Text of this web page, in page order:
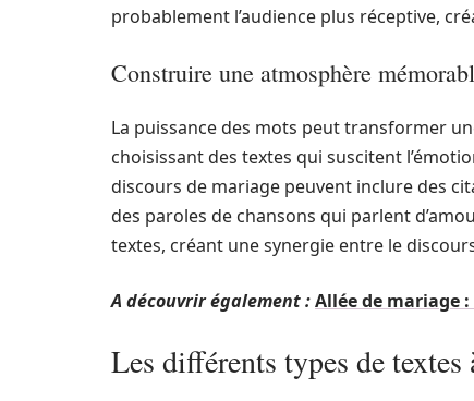
probablement l’audience plus réceptive,
Construire une atmosphère
La puissance des mots peut transformer
choisissant des textes qui suscitent
discours de mariage peuvent inclure des
des paroles de chansons qui parlent
textes, créant une synergie entre le
A découvrir également :Allée de mariage
Les différents types de